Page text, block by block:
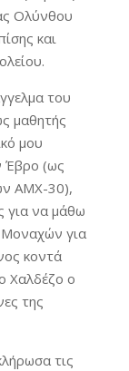
Ολύνθου
και
του
μαθητής
μου
Έβρο (ως
ΑΜΧ-30),
για να μάθω
για
κοντά
Χαλδέζο ο
της
τις